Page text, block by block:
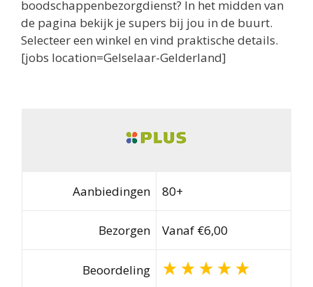
boodschappenbezorgdienst? In het midden van
de pagina bekijk je supers bij jou in de buurt.
Selecteer een winkel en vind praktische details.
[jobs location=Gelselaar-Gelderland]
Aanbiedingen 80+
Bezorgen Vanaf €6,00
Beoordeling